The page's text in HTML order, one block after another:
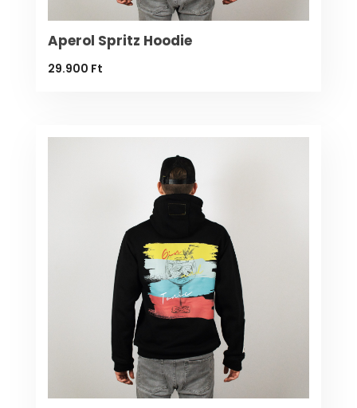
Aperol Spritz Hoodie
29.900 Ft